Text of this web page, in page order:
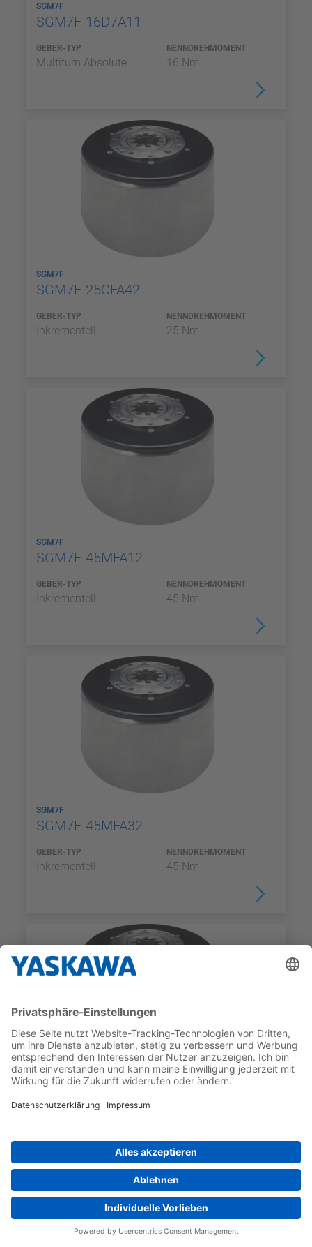
SGM7F
SGM7F-16D7A11
GEBER-TYP
Multiturn Absolute
NENNDREHMOMENT
16 Nm
SGM7F
SGM7F-25CFA42
GEBER-TYP
Inkrementell
NENNDREHMOMENT
25 Nm
SGM7F
SGM7F-45MFA12
GEBER-TYP
Inkrementell
NENNDREHMOMENT
45 Nm
SGM7F
SGM7F-45MFA32
GEBER-TYP
Inkrementell
NENNDREHMOMENT
45 Nm
SGM7F